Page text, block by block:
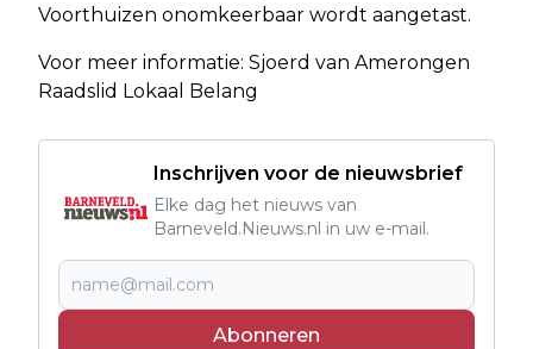
Voorthuizen onomkeerbaar wordt aangetast.
Voor meer informatie: Sjoerd van Amerongen
Raadslid Lokaal Belang
Inschrijven voor de nieuwsbrief
Elke dag het nieuws van
Barneveld.Nieuws.nl in uw e-mail.
Abonneren